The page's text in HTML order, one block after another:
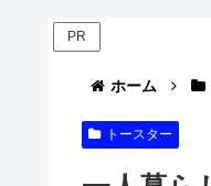
PR
ホーム
トースター